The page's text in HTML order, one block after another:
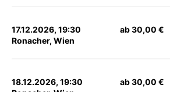
17.12.2026, 19:30
Ronacher, Wien
ab 30,00 €
18.12.2026, 19:30
ab 30,00 €